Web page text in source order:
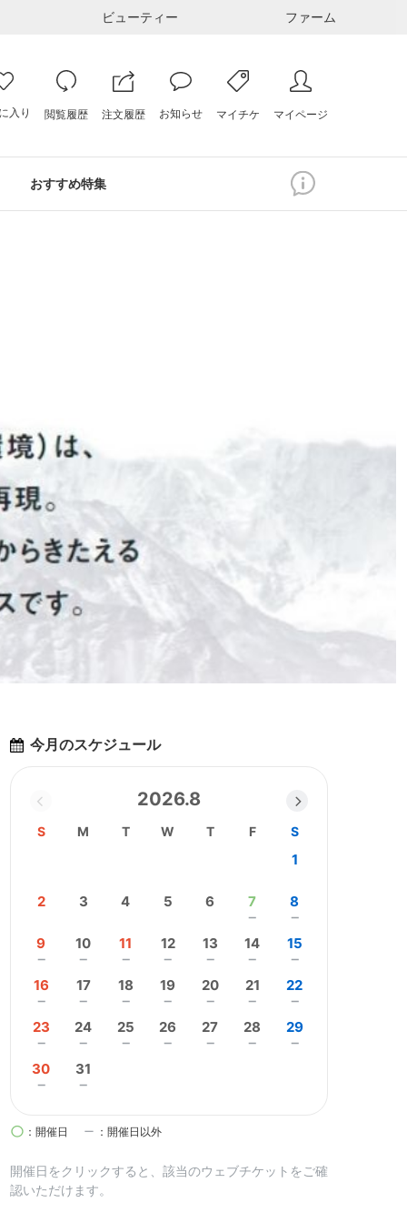
ビューティー ファーム
入り 閲覧履歴 注文履歴 お知らせ マイチケ マイページ
おすすめ特集
今月のスケジュール
2026.8
S M T W T F S
1
2 3 4 5 6 7
remove
8
remove
9
remove
10
remove
11
remove
12
remove
13
remove
14
remove
15
remove
16
remove
17
remove
18
remove
19
remove
20
remove
21
remove
22
remove
23
remove
24
remove
25
remove
26
remove
27
remove
28
remove
29
remove
30
remove
31
remove
circle ：開催日 remove ：開催日以外
開催日をクリックすると、該当のウェブチケットをご確
認いただけます。